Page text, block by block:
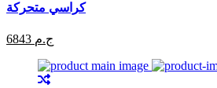
كراسي متحركة
6843 ج.م